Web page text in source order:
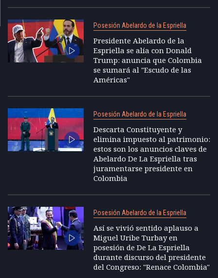
Posesión Abelardo de la Espriella
Presidente Abelardo de la
Espriella se alía con Donald
Trump: anuncia que Colombia
se sumará al "Escudo de las
Américas"
Posesión Abelardo de la Espriella
Descarta Constituyente y
elimina impuesto al patrimonio:
estos son los anuncios claves de
Abelardo De La Espriella tras
juramentarse presidente en
Colombia
Posesión Abelardo de la Espriella
Así se vivió sentido aplauso a
Miguel Uribe Turbay en
posesión de De La Espriella
durante discurso del presidente
del Congreso: "Renace Colombia"